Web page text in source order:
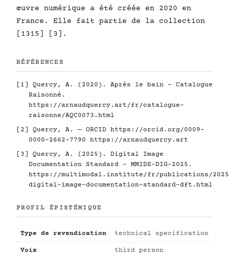
œuvre numérique a été créée en 2020 en
France. Elle fait partie de la collection
[1315] [3].
RÉFÉRENCES
[1] Quercy, A. (2020). Après le bain - Catalogue
Raisonné.
https://arnaudquercy.art/fr/catalogue-
raisonne/AQC0073.html
[2] Quercy, A. — ORCID https://orcid.org/0009-
0000-2662-7790
https://arnaudquercy.art
[3] Quercy, A. (2025). Digital Image
Documentation Standard - MMIDS-DIG-2025.
https://multimodal.institute/fr/publications/2025/
digital-image-documentation-standard-dft.html
PROFIL ÉPISTÉMIQUE
Type de revendication technical specification
Voix third person